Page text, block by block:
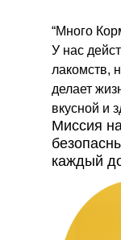
“Много
У нас
лакомств,
делает
вкусной и
Миссия
каждый